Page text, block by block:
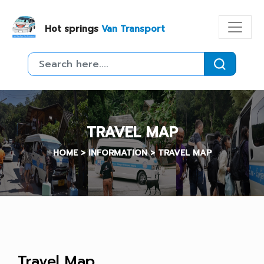
Hot springs Van Transport
TRAVEL MAP
HOME > INFORMATION > TRAVEL MAP